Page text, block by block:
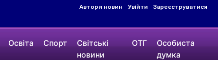
Автори новин Увійти Зареєструватися
Освіта Спорт
Світські
новини
ОТГ
Особиста
думка